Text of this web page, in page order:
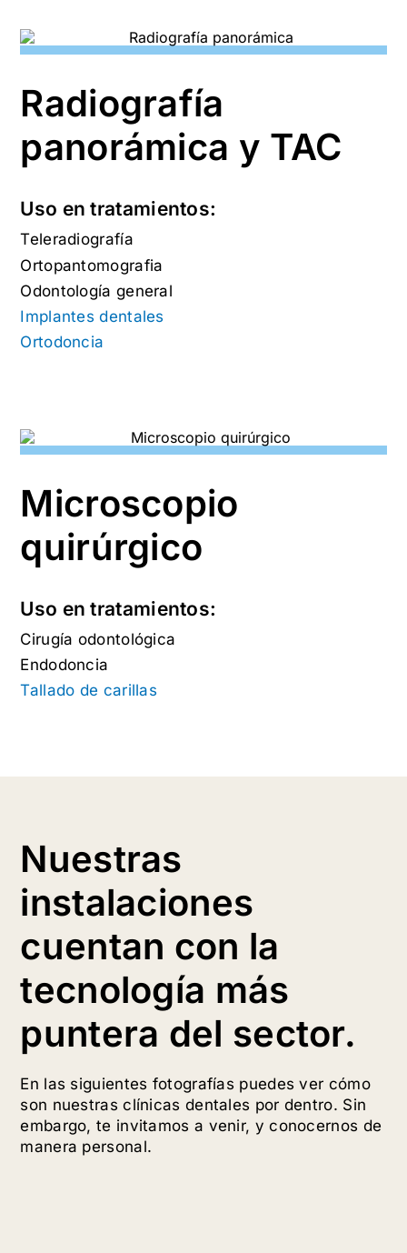
Uso en tratamientos:
Teleradiografía
Ortopantomografia
Odontología general
Implantes dentales
Ortodoncia
Radiografía
panorámica y TAC
Microscopio
quirúrgico
Uso en tratamientos:
Cirugía odontológica
Endodoncia
Tallado de carillas
Nuestras
instalaciones
cuentan con la
tecnología más
puntera del sector.
En las siguientes fotografías puedes ver cómo
son nuestras clínicas dentales por dentro. Sin
embargo, te invitamos a venir, y conocernos de
manera personal.